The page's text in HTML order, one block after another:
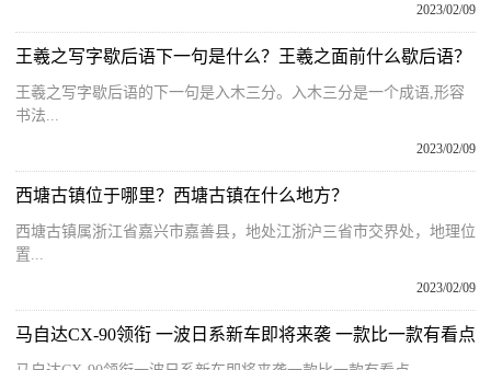
2023/02/09
王羲之写字歇后语下一句是什么？王羲之面前什么歇后语？
王羲之写字歇后语的下一句是入木三分。入木三分是一个成语,形容
书法...
2023/02/09
西塘古镇位于哪里？西塘古镇在什么地方？
西塘古镇属浙江省嘉兴市嘉善县，地处江浙沪三省市交界处，地理位
置...
2023/02/09
马自达CX-90领衔 一波日系新车即将来袭 一款比一款有看点